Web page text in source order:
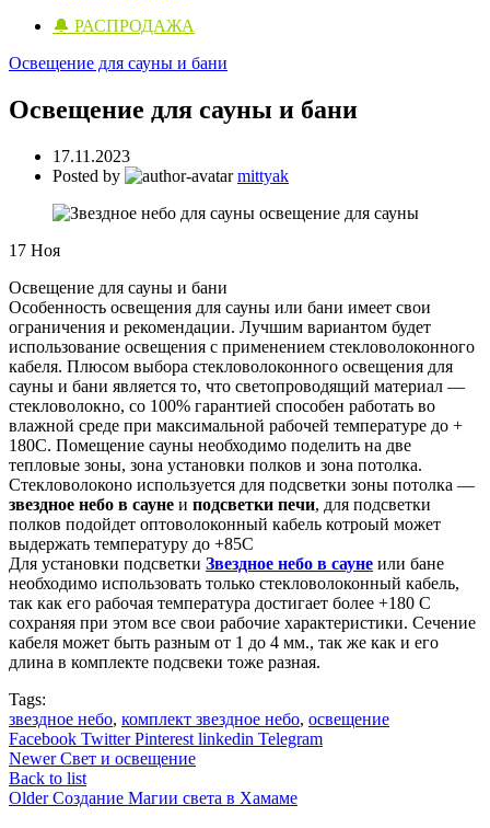
🔔 РАСПРОДАЖА
Освещение для сауны и бани
Освещение для сауны и бани
17.11.2023
Posted by
mittyak
17 Ноя
Освещение для сауны и бани
Особенность освещения для сауны или бани имеет свои
ограничения и рекомендации. Лучшим вариантом будет
использование освещения с применением стекловолоконного
кабеля. Плюсом выбора стекловолоконного освещения для
сауны и бани является то, что светопроводящий материал —
стекловолокно, со 100% гарантией способен работать во
влажной среде при максимальной рабочей температуре до +
180С. Помещение сауны необходимо поделить на две
тепловые зоны, зона установки полков и зона потолка.
Стекловолоконо используется для подсветки зоны потолка —
звездное небо в сауне и подсветки печи, для подсветки
полков подойдет оптоволоконный кабель котроый может
выдержать температуру до +85С
Для установки подсветки Звездное небо в сауне или бане
необходимо использовать только стекловолоконный кабель,
так как его рабочая температура достигает более +180 С
сохраняя при этом все свои рабочие характеристики. Сечение
кабеля может быть разным от 1 до 4 мм., так же как и его
длина в комплекте подсвеки тоже разная.
Tags:
звездное небо, комплект звездное небо, освещение
Facebook Twitter Pinterest linkedin Telegram
Newer Свет и освещение
Back to list
Older Создание Магии света в Хамаме